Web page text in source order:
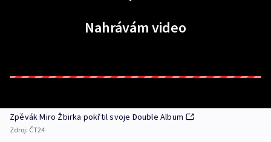
Nahrávám video
Zpěvák Miro Žbirka pokřtil svoje Double Album
Zdroj: ČT24